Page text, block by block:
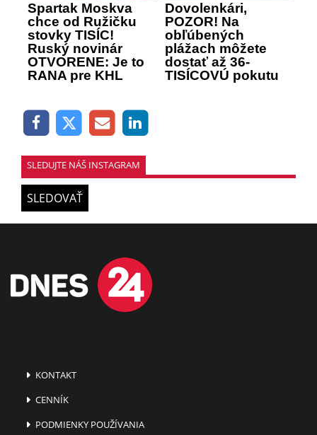
Spartak Moskva
chce od Ružičku
stovky TISÍC!
Ruský novinár
OTVORENE: Je to
RANA pre KHL
Dovolenkári,
POZOR! Na
obľúbených
plážach môžete
dostať až 36-
TISÍCOVÚ pokutu
SLEDUJTE NÁŠ INSTAGRAM
SLEDOVAŤ
KONTAKT
CENNÍK
PODMIENKY POUŽÍVANIA